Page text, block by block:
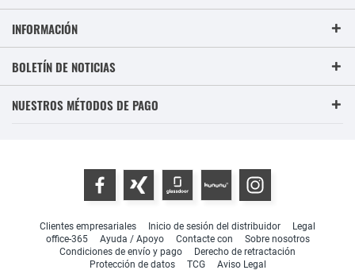
INFORMACIÓN
BOLETÍN DE NOTICIAS
NUESTROS MÉTODOS DE PAGO
Clientes empresariales Inicio de sesión del distribuidor
Legal
office-365
Ayuda / Apoyo Contacte con
Sobre nosotros
Condiciones de envío y pago
Derecho de retractación
Protección de datos
TCG Aviso Legal